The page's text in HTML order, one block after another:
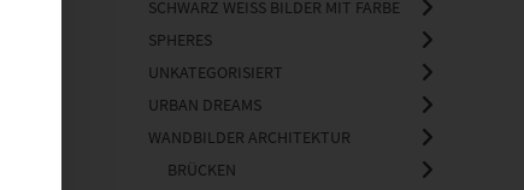
SCHWARZ WEISS BILDER MIT FARBE
SPHERES
UNKATEGORISIERT
URBAN DREAMS
WANDBILDER ARCHITEKTUR
BRÜCKEN